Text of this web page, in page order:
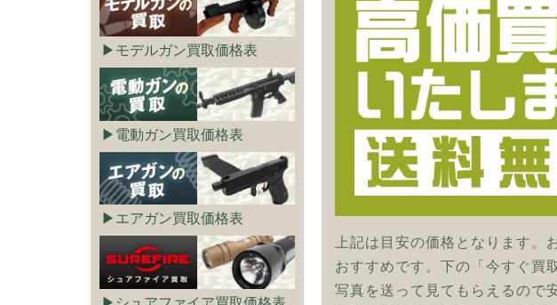
上記は目安の価格となります。
おすすめです。下の「今すぐ買
写真を送って見てもらえるので
モデルガン買取価格表
電動ガン買取価格表
エアガン買取価格表